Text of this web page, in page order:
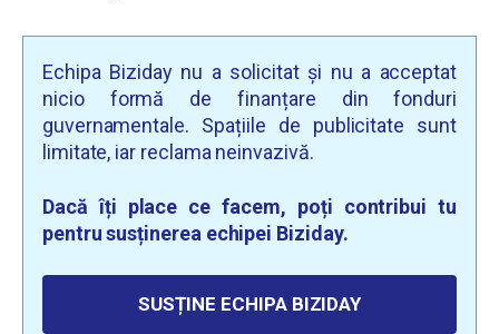
Echipa Biziday nu a solicitat și nu a acceptat
nicio formă de finanțare din fonduri
guvernamentale. Spațiile de publicitate sunt
limitate, iar reclama neinvazivă.
Dacă îți place ce facem, poți contribui tu
pentru susținerea echipei Biziday.
SUSȚINE ECHIPA BIZIDAY